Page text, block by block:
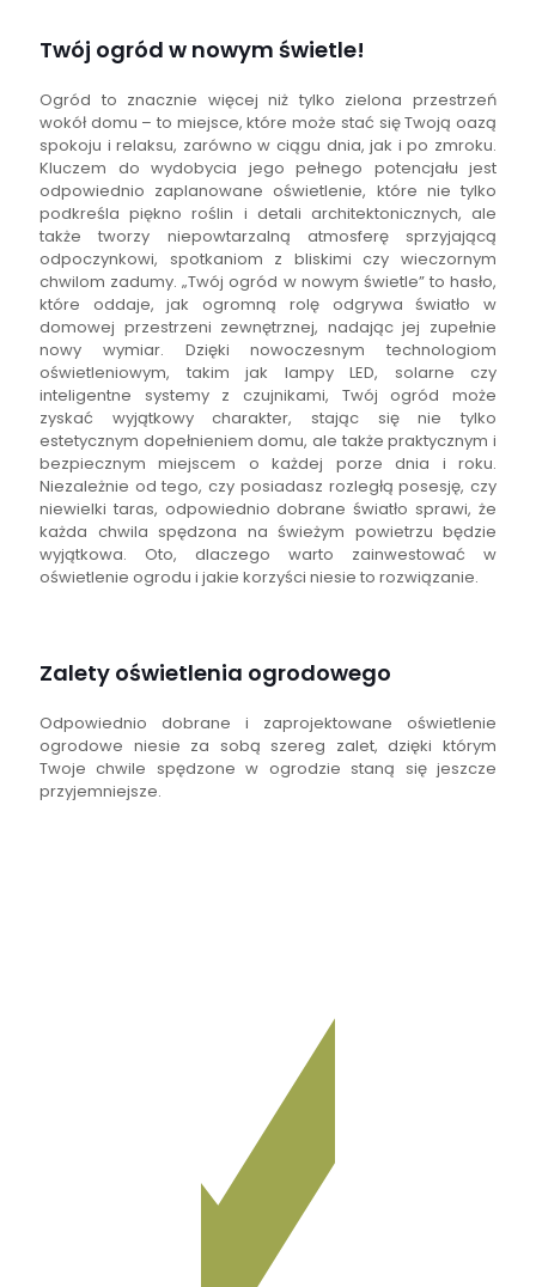
Twój ogród w nowym świetle!
Ogród to znacznie więcej niż tylko zielona przestrzeń
wokół domu – to miejsce, które może stać się Twoją oazą
spokoju i relaksu, zarówno w ciągu dnia, jak i po zmroku.
Kluczem do wydobycia jego pełnego potencjału jest
odpowiednio zaplanowane oświetlenie, które nie tylko
podkreśla piękno roślin i detali architektonicznych, ale
także tworzy niepowtarzalną atmosferę sprzyjającą
odpoczynkowi, spotkaniom z bliskimi czy wieczornym
chwilom zadumy. „Twój ogród w nowym świetle” to hasło,
które oddaje, jak ogromną rolę odgrywa światło w
domowej przestrzeni zewnętrznej, nadając jej zupełnie
nowy wymiar. Dzięki nowoczesnym technologiom
oświetleniowym, takim jak lampy LED, solarne czy
inteligentne systemy z czujnikami, Twój ogród może
zyskać wyjątkowy charakter, stając się nie tylko
estetycznym dopełnieniem domu, ale także praktycznym i
bezpiecznym miejscem o każdej porze dnia i roku.
Niezależnie od tego, czy posiadasz rozległą posesję, czy
niewielki taras, odpowiednio dobrane światło sprawi, że
każda chwila spędzona na świeżym powietrzu będzie
wyjątkowa. Oto, dlaczego warto zainwestować w
oświetlenie ogrodu i jakie korzyści niesie to rozwiązanie.
Zalety oświetlenia ogrodowego
Odpowiednio dobrane i zaprojektowane oświetlenie
ogrodowe niesie za sobą szereg zalet, dzięki którym
Twoje chwile spędzone w ogrodzie staną się jeszcze
przyjemniejsze.